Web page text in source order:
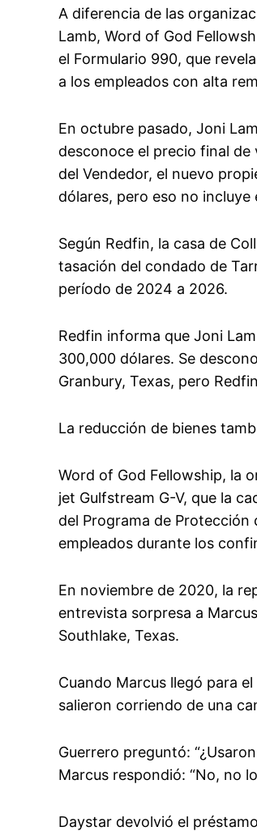
A diferencia de las
Lamb, Word of God
el Formulario 990, que
a los empleados con alta
En octubre pasado, Joni
desconoce el precio final de
del Vendedor, el nuevo
dólares, pero eso no
Según Redfin, la casa de
tasación del condado de
período de 2024 a 2026.
Redfin informa que Joni
300,000 dólares. Se
Granbury, Texas, pero
La reducción de bienes
Word of God Fellowship, la
jet Gulfstream G-V, que la
del Programa de Protección
empleados durante los
En noviembre de 2020, la
entrevista sorpresa a
Southlake, Texas.
Cuando Marcus llegó para
salieron corriendo de una
Guerrero preguntó:
Marcus respondió: “No, no
Daystar devolvió el